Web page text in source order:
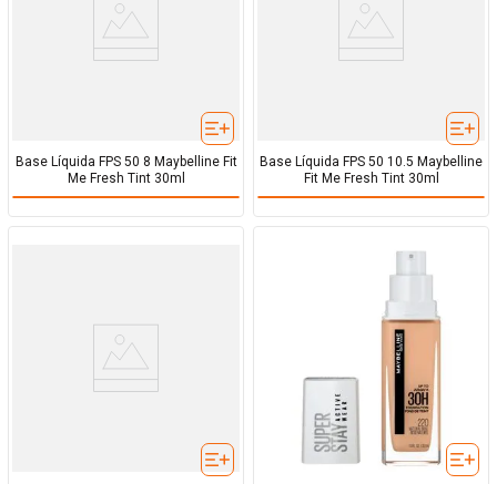
Base Líquida FPS 50 8 Maybelline Fit
Me Fresh Tint 30ml
Base Líquida FPS 50 10.5 Maybelline
Fit Me Fresh Tint 30ml